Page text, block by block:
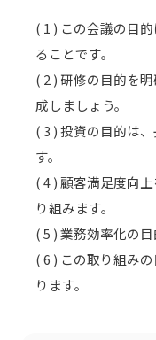
( 1 ) この会議の目
ることです。
( 2 ) 研修の目的を
成しましょう。
( 3 ) 投資の目的は
す。
( 4 ) 顧客満足度向
り組みます。
( 5 ) 業務効率化の
( 6 ) この取り組み
ります。